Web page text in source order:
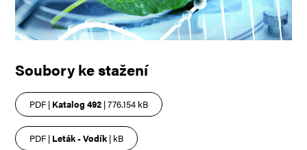
Soubory ke stažení
PDF | Katalog 492 | 776.154 kB
PDF | Leták - Vodík| kB